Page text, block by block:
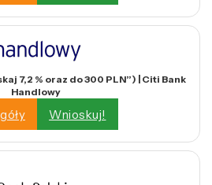
7,2 % oraz do 300 PLN”) | Citi Bank
Handlowy
Wnioskuj!